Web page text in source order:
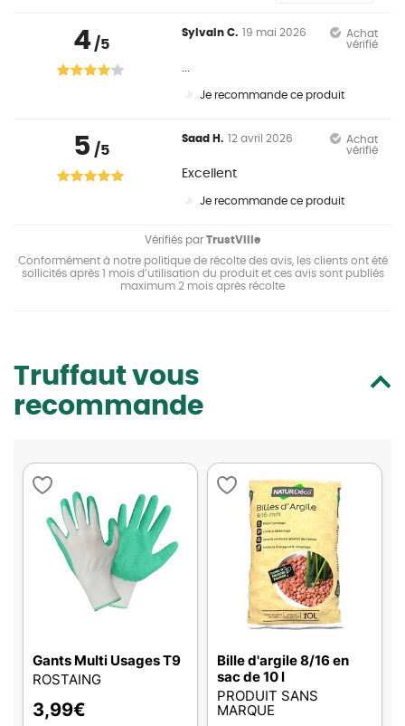
4/5
Sylvain C. 19 mai 2026
Achat
vérifié
...
Je recommande ce produit
5 /5
Saad H. 12 avril 2026
Achat
vérifié
Excellent
Je recommande ce produit
Vérifiés par TrustVille
Conformément à notre politique de récolte des avis, les clients ont été
sollicités après 1 mois d’utilisation du produit et ces avis sont publiés
maximum 2 mois après récolte
Truffaut vous
recommande
Gants Multi Usages T9
ROSTAING
3,99€
Bille d'argile 8/16 en
sac de 10 l
PRODUIT SANS
MARQUE